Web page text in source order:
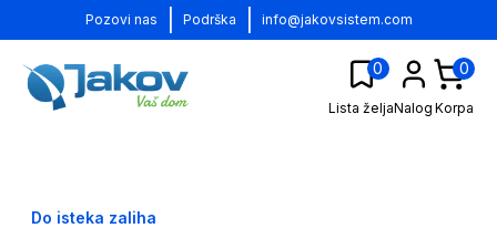
Pozovi nas Podrška info@jakovsistem.com
0
Lista željaNalog
0
Korpa
Do isteka zaliha